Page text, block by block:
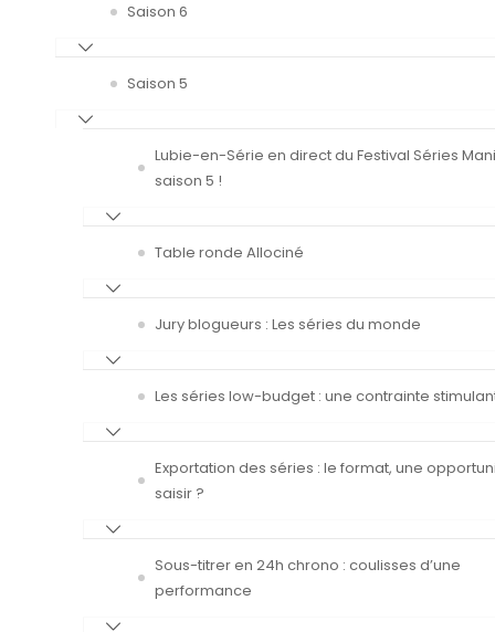
Saison 6
Saison 5
Lubie-en-Série en direct du Festival Séries
saison 5 !
Table ronde Allociné
Jury blogueurs : Les séries du monde
Les séries low-budget : une contrainte
Exportation des séries : le format, une
saisir ?
Sous-titrer en 24h chrono : coulisses d’une
performance